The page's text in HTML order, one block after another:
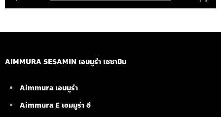
AIMMURA SESAMIN เอมมูร่า เซซามิน
Aimmura เอมมูร่า
Aimmura E เอมมูร่า อี